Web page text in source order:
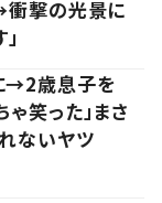
衝撃の光景に
→2歳息子を
笑った」まさ
ないヤツ